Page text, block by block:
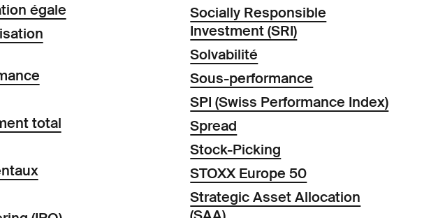
égale
total
Socially Responsible
Investment (SRI)
Solvabilité
Sous-performance
SPI (Swiss Performance Index)
Spread
Stock-Picking
STOXX Europe 50
Strategic Asset Allocation